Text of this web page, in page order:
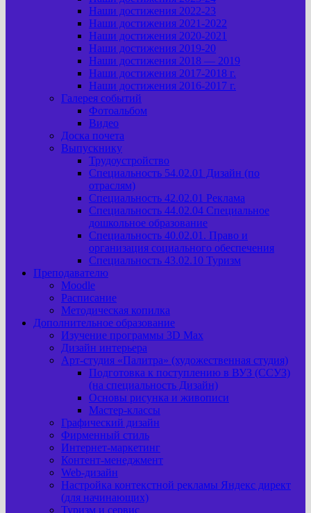
Наши достижения 2022-23
Наши достижения 2021-2022
Наши достижения 2020-2021
Наши достижения 2019-20
Наши достижения 2018 — 2019
Наши достижения 2017-2018 г.
Наши достижения 2016-2017 г.
Галерея событий
Фотоальбом
Видео
Доска почета
Выпускнику
Трудоустройство
Специальность 54.02.01 Дизайн (по
отраслям)
Специальность 42.02.01 Реклама
Специальность 44.02.04 Специальное
дошкольное образование
Специальность 40.02.01. Право и
организация социального обеспечения
Специальность 43.02.10 Туризм
Преподавателю
Moodle
Расписание
Методическая копилка
Дополнительное образование
Изучение программы 3D Max
Дизайн интерьера
Арт-cтудия «Палитра» (художественная студия)
Подготовка к поступлению в ВУЗ (ССУЗ)
(на специальность Дизайн)
Основы рисунка и живописи
Мастер-классы
Графический дизайн
Фирменный стиль
Интернет-маркетинг
Контент-менеджмент
Web-дизайн
Настройка контекстной рекламы Яндекс директ
(для начинающих)
Туризм и сервис